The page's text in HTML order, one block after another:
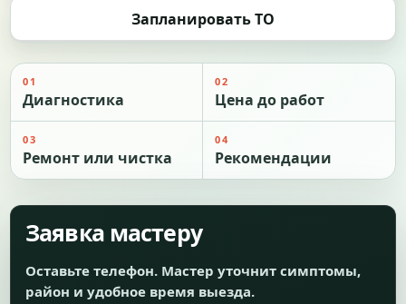
Запланировать ТО
01
Диагностика
02
Цена до работ
03
Ремонт или чистка
04
Рекомендации
Заявка мастеру
Оставьте телефон. Мастер уточнит симптомы,
район и удобное время выезда.